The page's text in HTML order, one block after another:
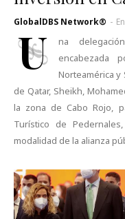
GlobalDBS Network® -
U
na
encabezada
Norteamérica
de Qatar, Sheikh,
la zona de Cabo Rojo,
Turístico de
modalidad de la alianza